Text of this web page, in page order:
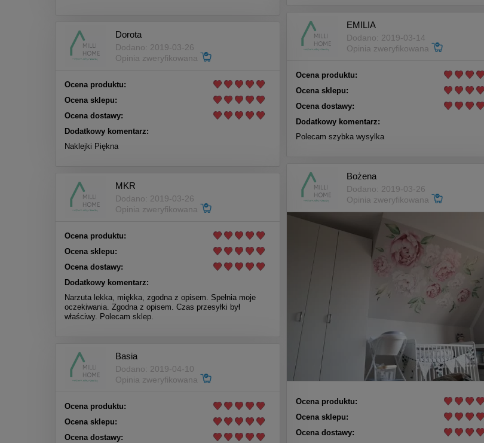
EMILIA
Dodano: 2019-03-14
Opinia zweryfikowana
Ocena produktu:
Ocena sklepu:
Ocena dostawy:
Dodatkowy komentarz:
Polecam szybka wysylka
Dorota
Dodano: 2019-03-26
Opinia zweryfikowana
Ocena produktu:
Ocena sklepu:
Ocena dostawy:
Dodatkowy komentarz:
Naklejki Piękna
Bożena
Dodano: 2019-03-26
Opinia zweryfikowana
Ocena produktu:
Ocena sklepu:
Ocena dostawy:
MKR
Dodano: 2019-03-26
Opinia zweryfikowana
Ocena produktu:
Ocena sklepu:
Ocena dostawy:
Dodatkowy komentarz:
Narzuta lekka, miękka, zgodna z opisem. Spełnia moje
oczekiwania. Zgodna z opisem. Czas przesyłki był
właściwy. Polecam sklep.
Basia
Dodano: 2019-04-10
Opinia zweryfikowana
Ocena produktu:
Ocena sklepu:
Ocena dostawy: